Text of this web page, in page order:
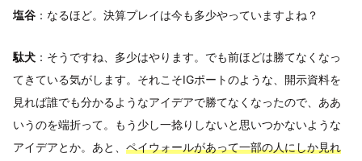
塩谷 ：なるほど。決算プレイは今も多少やっていますよね？
駄犬 ：そうですね、多少はやります。でも前ほどは勝てなくなっ
てきている気がします。それこそIGポートのような、開示資料を
見れば誰でも分かるようなアイデアで勝てなくなったので、ああ
いうのを端折って。もう少し一捻りしないと思いつかないような
アイデアとか。あと、 ペイウォールがあって一部の人にしか見れ